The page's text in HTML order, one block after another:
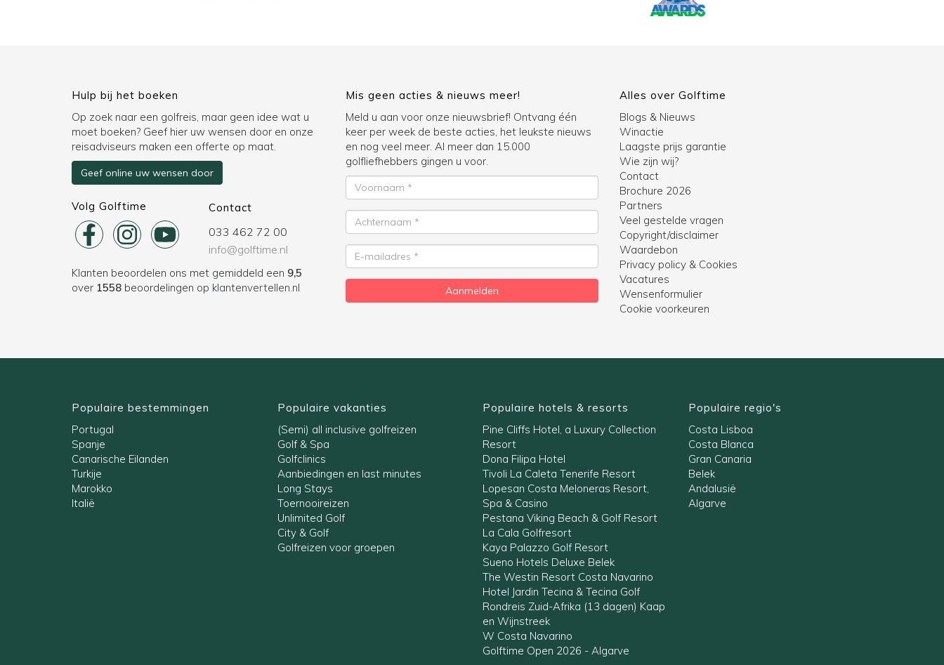
Hulp bij het boeken
Op zoek naar een golfreis, maar geen idee wat u
moet boeken? Geef hier uw wensen door en onze
reisadviseurs maken een offerte op maat.
Geef online uw wensen door
Volg Golftime Contact
033 462 72 00
info@golftime.nl
Klanten beoordelen ons met gemiddeld een 9,5
over 1558 beoordelingen op klantenvertellen.nl
Mis geen acties & nieuws meer!
Meld u aan voor onze nieuwsbrief! Ontvang één
keer per week de beste acties, het leukste nieuws
en nog veel meer. Al meer dan 15.000
golfliefhebbers gingen u voor.
Voornaam
Achternaam
E-
mailadres
Aanmelden
Alles over Golftime
Blogs & Nieuws
Winactie
Laagste prijs garantie
Wie zijn wij?
Contact
Brochure 2026
Partners
Veel gestelde vragen
Copyright/disclaimer
Waardebon
Privacy policy & Cookies
Vacatures
Wensenformulier
Cookie voorkeuren
Populaire bestemmingen
Portugal
Spanje
Canarische Eilanden
Turkije
Marokko
Italië
Populaire vakanties
(Semi) all inclusive golfreizen
Golf & Spa
Golfclinics
Aanbiedingen en last minutes
Long Stays
Toernooireizen
Unlimited Golf
City & Golf
Golfreizen voor groepen
Populaire hotels & resorts
Pine Cliffs Hotel, a Luxury Collection
Resort
Dona Filipa Hotel
Tivoli La Caleta Tenerife Resort
Lopesan Costa Meloneras Resort,
Spa & Casino
Pestana Viking Beach & Golf Resort
La Cala Golfresort
Kaya Palazzo Golf Resort
Sueno Hotels Deluxe Belek
The Westin Resort Costa Navarino
Hotel Jardin Tecina & Tecina Golf
Rondreis Zuid-Afrika (13 dagen) Kaap
en Wijnstreek
W Costa Navarino
Golftime Open 2026 - Algarve
Populaire regio's
Costa Lisboa
Costa Blanca
Gran Canaria
Belek
Andalusië
Algarve